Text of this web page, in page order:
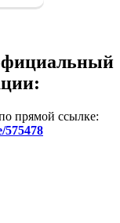
прямой ссылке:
575478